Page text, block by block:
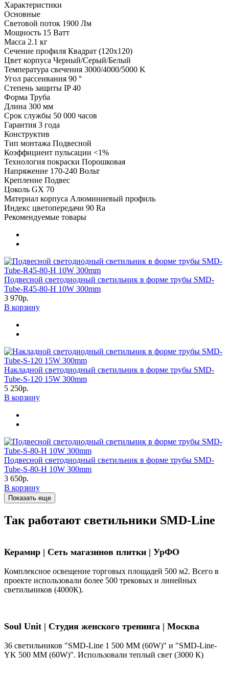
Характеристики
Основные
Световой поток 1900 Лм
Мощность 15 Ватт
Масса 2.1 кг
Сечение профиля Квадрат (120х120)
Цвет корпуса Черный/Серый/Белый
Температура свечения 3000/4000/5000 K
Угол рассеивания 90 °
Степень защиты IP 40
Форма Труба
Длина 300 мм
Срок службы 50 000 часов
Гарантия 3 года
Конструктив
Тип монтажа Подвесной
Коэффициент пульсации <1%
Технология покраски Порошковая
Напряжение 170-240 Вольт
Крепление Подвес
Цоколь GX 70
Материал корпуса Алюминиевый профиль
Индекс цветопередачи 90 Ra
Рекомендуемые товары
Подвесной светодиодный светильник в форме трубы SMD-
Tube-R45-80-H 10W 300mm
3 970р.
В корзину
Накладной светодиодный светильник в форме трубы SMD-
Tube-S-120 15W 300mm
5 250р.
В корзину
Подвесной светодиодный светильник в форме трубы SMD-
Tube-S-80-H 10W 300mm
3 650р.
В корзину
Показать еще
Так работают светильники SMD-Line
Керамир | Сеть магазинов плитки | УрФО
Комплексное освещение торговых площадей 500 м2. Всего в
проекте использовали более 500 трековых и линейных
светильников (4000К).
Soul Unit | Студия женского тренинга | Москва
36 светильников "SMD-Line 1 500 ММ (60W)" и "SMD-Line-
YK 500 ММ (60W)". Использовали теплый свет (3000 К)